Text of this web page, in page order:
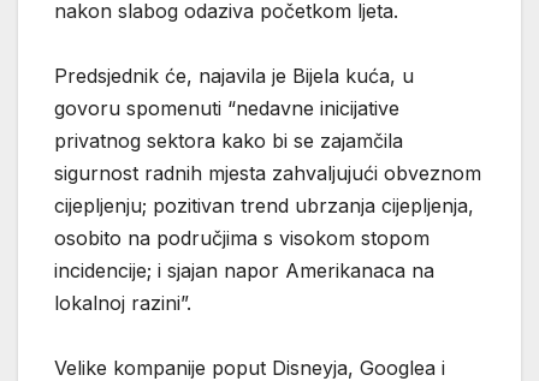
nakon slabog odaziva početkom ljeta.
Predsjednik će, najavila je Bijela kuća, u
govoru spomenuti “nedavne inicijative
privatnog sektora kako bi se zajamčila
sigurnost radnih mjesta zahvaljujući obveznom
cijepljenju; pozitivan trend ubrzanja cijepljenja,
osobito na područjima s visokom stopom
incidencije; i sjajan napor Amerikanaca na
lokalnoj razini”.
Velike kompanije poput Disneyja, Googlea i